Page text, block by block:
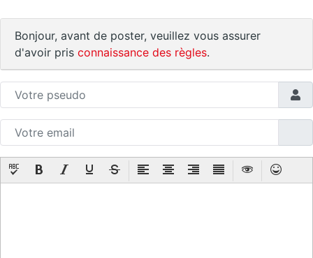
Bonjour, avant de poster, veuillez vous assurer
d'avoir pris connaissance des règles.